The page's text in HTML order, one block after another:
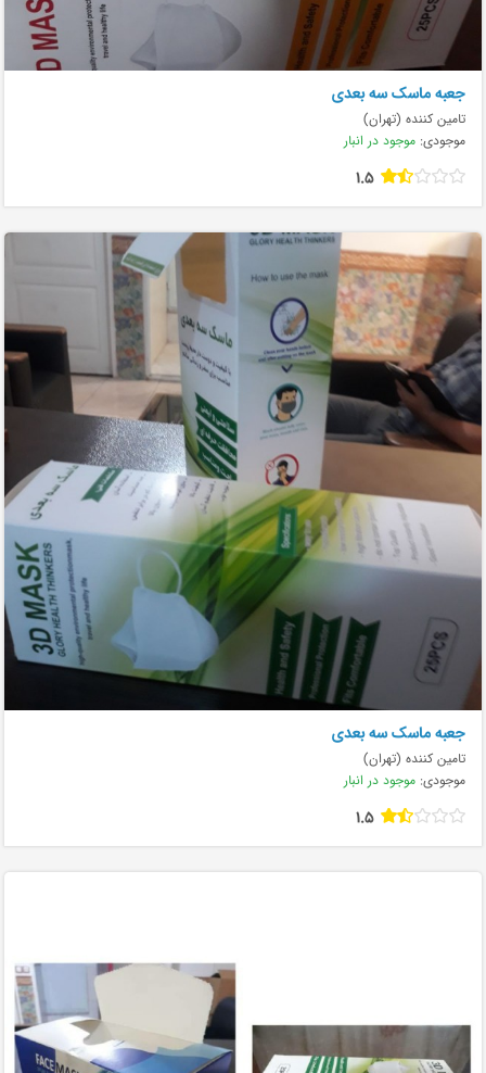
جعبه ماسک سه بعدی
تامین کننده (تهران)
موجودی: موجود در انبار
1.5
جعبه ماسک سه بعدی
تامین کننده (تهران)
موجودی: موجود در انبار
1.5